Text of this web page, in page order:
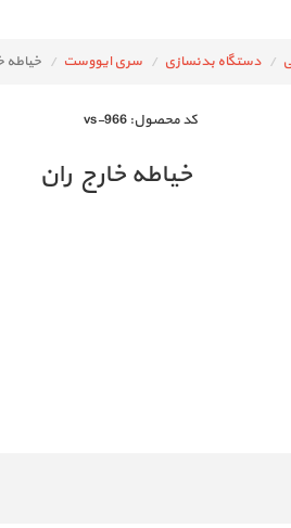
دستگاه بدنسازی سری ایووست خیاطه
كد محصول: vs-966
خیاطه خارج ران